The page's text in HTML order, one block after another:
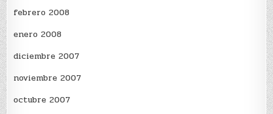
febrero 2008
enero 2008
diciembre 2007
noviembre 2007
octubre 2007